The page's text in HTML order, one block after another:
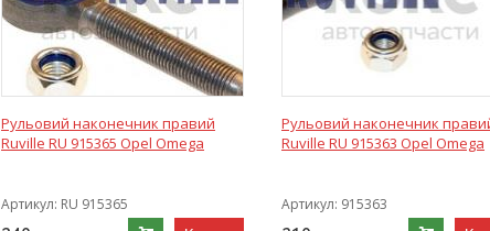
Рульовий наконечник правий
Ruville RU 915365 Opel Omega
Артикул: RU 915365
Рульовий наконечник
Ruville RU 915363 Opel Omega
Артикул: 915363